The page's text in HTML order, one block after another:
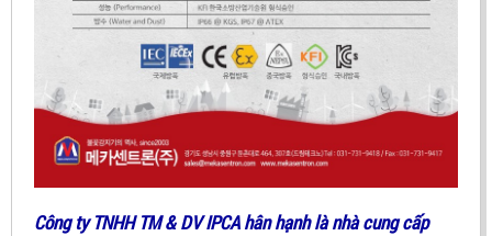
Công ty TNHH TM & DV IPCA hân hạnh là nhà cung cấp